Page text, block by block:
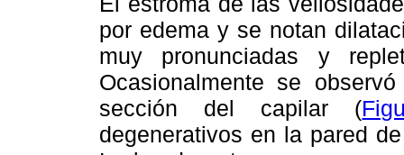
por edema y se notan
muy pronunciadas y
Ocasionalmente se
sección del capilar (
degenerativos en la pared